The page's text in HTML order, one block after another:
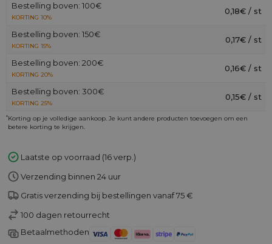
Bestelling boven: 100€
KORTING 10%
0,18€ / st
Bestelling boven: 150€
KORTING 15%
0,17€ / st
Bestelling boven: 200€
KORTING 20%
0,16€ / st
Bestelling boven: 300€
KORTING 25%
0,15€ / st
*Korting op je volledige aankoop. Je kunt andere producten toevoegen om een
betere korting te krijgen.
Laatste op voorraad (16 verp.)
Verzending binnen 24 uur
Gratis verzending bij bestellingen vanaf 75 €
100 dagen retourrecht
Betaalmethoden